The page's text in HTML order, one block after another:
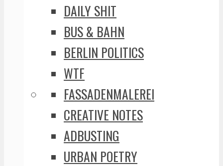
DAILY SHIT
BUS & BAHN
BERLIN POLITICS
WTF
FASSADENMALEREI
CREATIVE NOTES
ADBUSTING
URBAN POETRY